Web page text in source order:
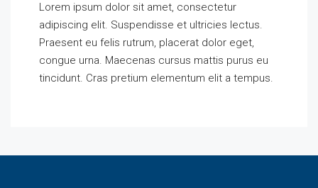
Lorem ipsum dolor sit amet, consectetur
adipiscing elit. Suspendisse et ultricies lectus.
Praesent eu felis rutrum, placerat dolor eget,
congue urna. Maecenas cursus mattis purus eu
tincidunt. Cras pretium elementum elit a tempus.